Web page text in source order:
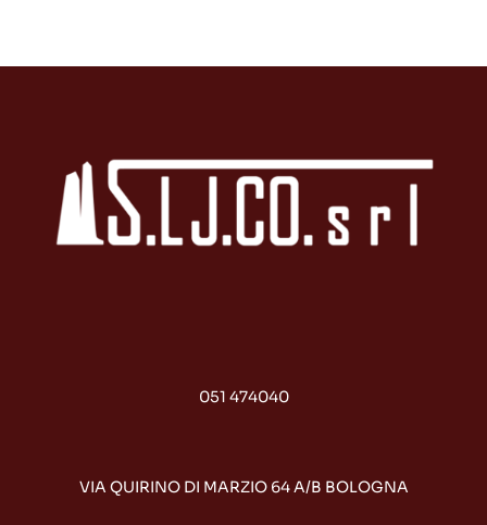
051 474040
VIA QUIRINO DI MARZIO 64 A/B BOLOGNA